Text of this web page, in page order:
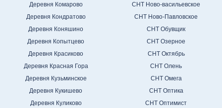
Деревня Комарово
Деревня Кондратово
Деревня Коняшино
Деревня Копытцево
Деревня Красиково
Деревня Красная Гора
Деревня Кузьминское
Деревня Кукишево
Деревня Куликово
СНТ Ново-васильевское
СНТ Ново-Павловское
СНТ Обувщик
СНТ Озерное
СНТ Октябрь
СНТ Олень
СНТ Омега
СНТ Оптика
СНТ Оптимист